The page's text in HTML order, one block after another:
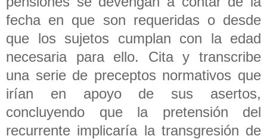
fecha en que son requeridas o desde
que los sujetos cumplan con la edad
necesaria para ello. Cita y transcribe
una serie de preceptos normativos que
irían en apoyo de sus asertos,
concluyendo que la pretensión del
recurrente implicaría la transgresión de